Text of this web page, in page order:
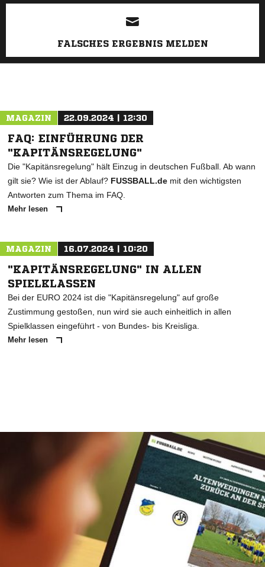
ANZEIGE
FALSCHES ERGEBNIS MELDEN
MAGAZIN 22.09.2024 | 12:30
FAQ: EINFÜHRUNG DER
"KAPITÄNSREGELUNG"
Die "Kapitänsregelung" hält Einzug in deutschen Fußball. Ab wann
gilt sie? Wie ist der Ablauf? FUSSBALL.de mit den wichtigsten
Antworten zum Thema im FAQ.
Mehr lesen
MAGAZIN 16.07.2024 | 10:20
"KAPITÄNSREGELUNG" IN ALLEN
SPIELKLASSEN
Bei der EURO 2024 ist die "Kapitänsregelung" auf große
Zustimmung gestoßen, nun wird sie auch einheitlich in allen
Spielklassen eingeführt - von Bundes- bis Kreisliga.
Mehr lesen